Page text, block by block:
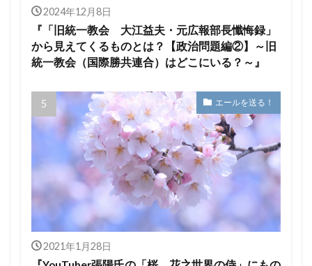
2024年12月8日
『「旧統一教会 大江益夫・元広報部長懺悔録」
から見えてくるものとは？【政治問題編②】～旧
統一教会（国際勝共連合）はどこにいる？～』
エールを送る！
2021年1月28日